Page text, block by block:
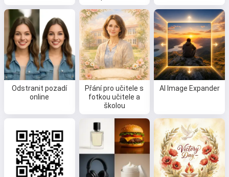
Odstranit pozadí
online
Přání pro učitele s
fotkou učitele a
školou
AI Image Expander
Ahoj 👋
Můžu vytvářet písně, psát básně a
přání 🥰